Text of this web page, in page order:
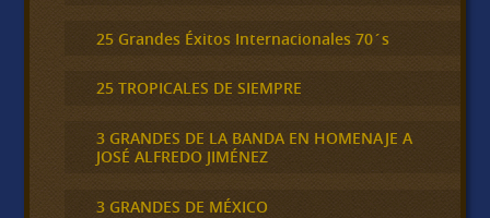
25 Grandes Éxitos Internacionales 70´s
25 TROPICALES DE SIEMPRE
3 GRANDES DE LA BANDA EN HOMENAJE A
JOSÉ ALFREDO JIMÉNEZ
3 GRANDES DE MÉXICO